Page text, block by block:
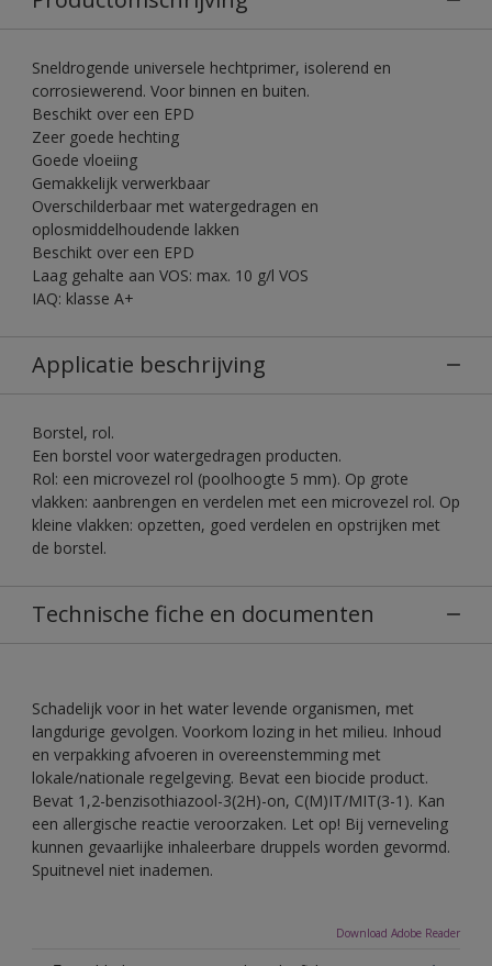
Sneldrogende universele hechtprimer, isolerend en
corrosiewerend. Voor binnen en buiten.
Beschikt over een EPD
Zeer goede hechting
Goede vloeiing
Gemakkelijk verwerkbaar
Overschilderbaar met watergedragen en
oplosmiddelhoudende lakken
Beschikt over een EPD
Laag gehalte aan VOS: max. 10 g/l VOS
IAQ: klasse A+
Applicatie beschrijving
Borstel, rol.
Een borstel voor watergedragen producten.
Rol: een microvezel rol (poolhoogte 5 mm). Op grote
vlakken: aanbrengen en verdelen met een microvezel rol. Op
kleine vlakken: opzetten, goed verdelen en opstrijken met
de borstel.
Technische fiche en documenten
Schadelijk voor in het water levende organismen, met
langdurige gevolgen. Voorkom lozing in het milieu. Inhoud
en verpakking afvoeren in overeenstemming met
lokale/nationale regelgeving. Bevat een biocide product.
Bevat 1,2-benzisothiazool-3(2H)-on, C(M)IT/MIT(3-1). Kan
een allergische reactie veroorzaken. Let op! Bij verneveling
kunnen gevaarlijke inhaleerbare druppels worden gevormd.
Spuitnevel niet inademen.
Download Adobe Reader